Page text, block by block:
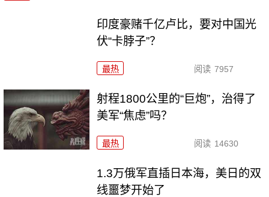
印度豪赌千亿卢比，要对中国光
伏“卡脖子”？
最热 阅读 7957
射程1800公里的“巨炮”，治得了
美军“焦虑”吗？
最热 阅读 14630
1.3万俄军直插日本海，美日的双
线噩梦开始了